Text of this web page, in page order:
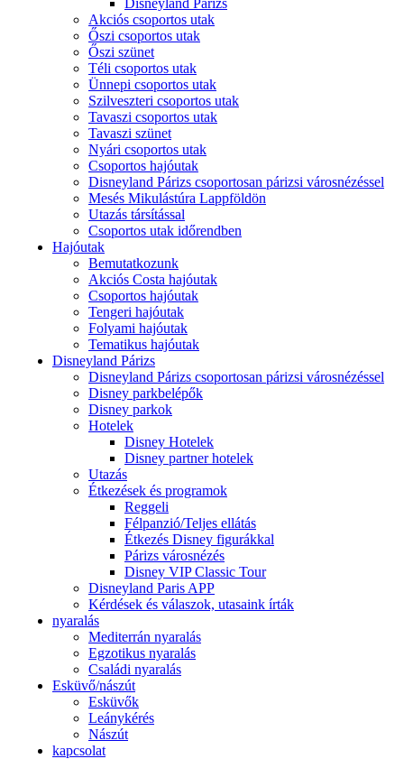
Disneyland Párizs
Akciós csoportos utak
Őszi csoportos utak
Őszi szünet
Téli csoportos utak
Ünnepi csoportos utak
Szilveszteri csoportos utak
Tavaszi csoportos utak
Tavaszi szünet
Nyári csoportos utak
Csoportos hajóutak
Disneyland Párizs csoportosan párizsi városnézéssel
Mesés Mikulástúra Lappföldön
Utazás társítással
Csoportos utak időrendben
Hajóutak
Bemutatkozunk
Akciós Costa hajóutak
Csoportos hajóutak
Tengeri hajóutak
Folyami hajóutak
Tematikus hajóutak
Disneyland Párizs
Disneyland Párizs csoportosan párizsi városnézéssel
Disney parkbelépők
Disney parkok
Hotelek
Disney Hotelek
Disney partner hotelek
Utazás
Étkezések és programok
Reggeli
Félpanzió/Teljes ellátás
Étkezés Disney figurákkal
Párizs városnézés
Disney VIP Classic Tour
Disneyland Paris APP
Kérdések és válaszok, utasaink írták
nyaralás
Mediterrán nyaralás
Egzotikus nyaralás
Családi nyaralás
Esküvő/nászút
Esküvők
Leánykérés
Nászút
kapcsolat